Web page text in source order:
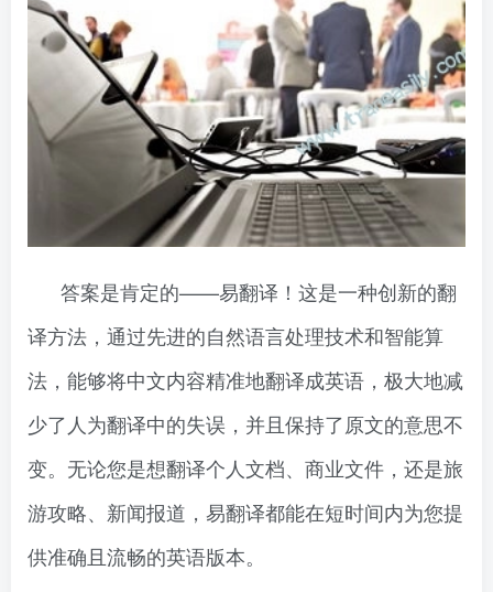
答案是肯定的——易翻译！这是一种创新的翻
译方法，通过先进的自然语言处理技术和智能算
法，能够将中文内容精准地翻译成英语，极大地减
少了人为翻译中的失误，并且保持了原文的意思不
变。无论您是想翻译个人文档、商业文件，还是旅
游攻略、新闻报道，易翻译都能在短时间内为您提
供准确且流畅的英语版本。